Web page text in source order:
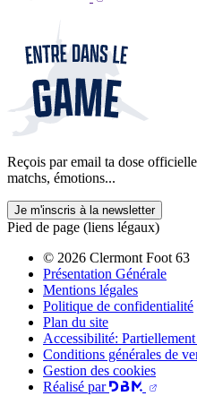
Reçois par email ta dose
matchs, émotions...
Je m'inscris à la newsletter
Pied de page (liens légaux)
© 2026 Clermont Foot 63
Présentation Générale
Mentions légales
Politique de confidentialité
Plan du site
Accessibilité:
Conditions générales de
Gestion des cookies
Réalisé par